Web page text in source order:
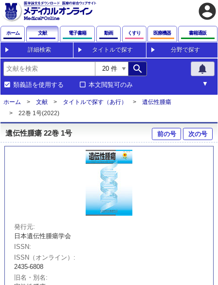
account_circle
ホーム 文献 電子書籍 動画 くすり 医療機器 書籍通販
詳細検索 タイトルで探す 分野で探す
search notifications
類義語を使用する 本文閲覧可のみ
ホーム 文献 タイトルで探す（あ行）
遺伝性腫瘍
22巻 1号(2022)
遺伝性腫瘍 22巻 1号 前の号 次の号
発行元
日本遺伝性腫瘍学会
ISSN
ISSN（オンライン）
2435-6808
旧名・別名